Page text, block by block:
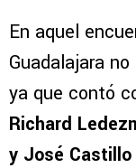
En aquel
Guadalajara
ya que contó
Richard
y José